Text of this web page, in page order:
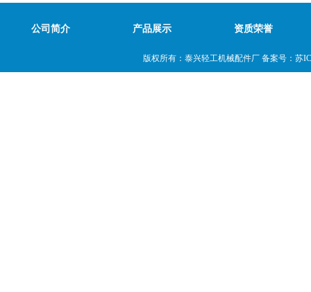
公司简介 产品展示 资质荣誉
版权所有：泰兴轻工机械配件厂 备案号：苏